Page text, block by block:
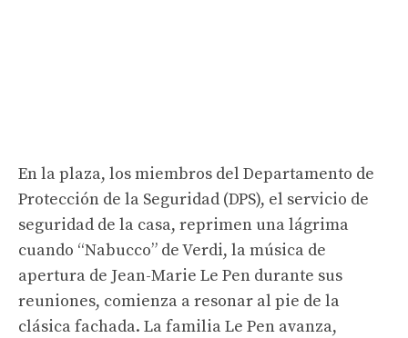
En la plaza, los miembros del Departamento de
Protección de la Seguridad (DPS), el servicio de
seguridad de la casa, reprimen una lágrima
cuando “Nabucco” de Verdi, la música de
apertura de Jean-Marie Le Pen durante sus
reuniones, comienza a resonar al pie de la
clásica fachada. La familia Le Pen avanza,